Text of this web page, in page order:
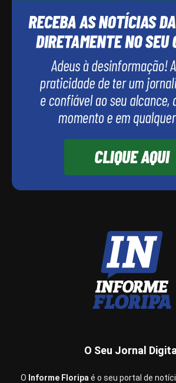
O Seu Jornal
O Informe Floripa é o seu portal de